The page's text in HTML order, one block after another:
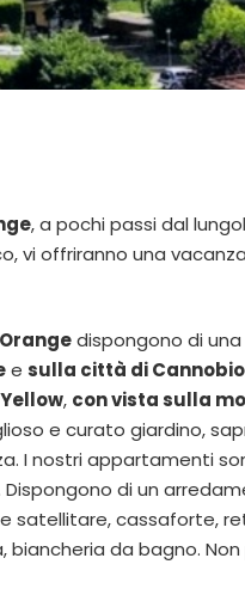
, a pochi passi dal
vi offriranno una
dispongono di una
e sulla città di Cannobio
, con vista sulla
e curato giardino,
I nostri appartamenti
di un
satellitare, cassaforte,
da bagno.